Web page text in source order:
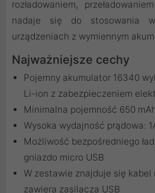
rozładowaniem,
nadaje się do stosowania
urządzeniach z wymiennym
Najważniejsze cechy
Pojemny akumulator 16340
Li-ion z zabezpieczeniem
Minimalna pojemność 650
Wysoka wydajność prądowa:
Możliwość bezpośredniego
gniazdo micro USB
W zestawie znajduje się kabel
zawiera zasilacza USB